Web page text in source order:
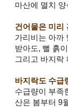
마산에 멸치
건어물은 미리
가리비는 아까
받아도, 뻘 흙
그리고 바지락
바지락도 수급
수급량이 부족
산은 봄부터 9